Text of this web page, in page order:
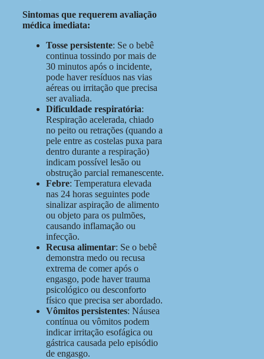
Sintomas que requerem avaliação
médica imediata:
Tosse persistente: Se o bebê
continua tossindo por mais de
30 minutos após o incidente,
pode haver resíduos nas vias
aéreas ou irritação que precisa
ser avaliada.
Dificuldade respiratória:
Respiração acelerada, chiado
no peito ou retrações (quando a
pele entre as costelas puxa para
dentro durante a respiração)
indicam possível lesão ou
obstrução parcial remanescente.
Febre: Temperatura elevada
nas 24 horas seguintes pode
sinalizar aspiração de alimento
ou objeto para os pulmões,
causando inflamação ou
infecção.
Recusa alimentar: Se o bebê
demonstra medo ou recusa
extrema de comer após o
engasgo, pode haver trauma
psicológico ou desconforto
físico que precisa ser abordado.
Vômitos persistentes: Náusea
contínua ou vômitos podem
indicar irritação esofágica ou
gástrica causada pelo episódio
de engasgo.